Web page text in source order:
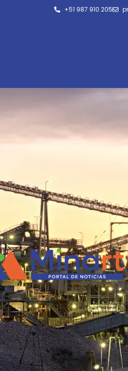
+51 987 910 205